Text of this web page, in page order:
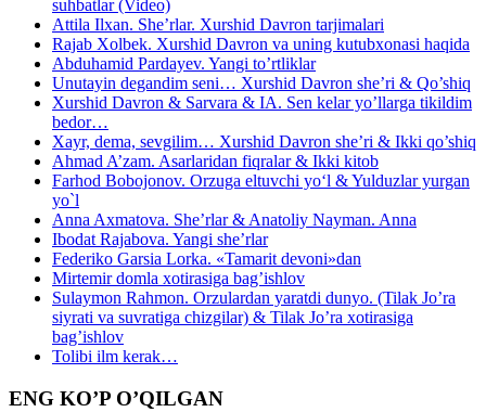
suhbatlar (Video)
Attila Ilxan. She’rlar. Xurshid Davron tarjimalari
Rajab Xolbek. Xurshid Davron va uning kutubxonasi haqida
Abduhamid Pardayev. Yangi to’rtliklar
Unutayin degandim seni… Xurshid Davron she’ri & Qo’shiq
Xurshid Davron & Sarvara & IA. Sen kelar yo’llarga tikildim
bedor…
Xayr, dema, sevgilim… Xurshid Davron she’ri & Ikki qo’shiq
Ahmad A’zam. Asarlaridan fiqralar & Ikki kitob
Farhod Bobojonov. Orzuga eltuvchi yo‘l & Yulduzlar yurgan
yo`l
Anna Axmatova. She’rlar & Anatoliy Nayman. Anna
Ibodat Rajabova. Yangi she’rlar
Federiko Garsia Lorka. «Tamarit devoni»dan
Mirtemir domla xotirasiga bag’ishlov
Sulaymon Rahmon. Orzulardan yaratdi dunyo. (Tilak Jo’ra
siyrati va suvratiga chizgilar) & Tilak Jo’ra xotirasiga
bag’ishlov
Tolibi ilm kerak…
ENG KO’P O’QILGAN